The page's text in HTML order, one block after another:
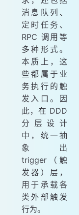
消息队列、
定时任务、
RPC 调用等
多种形式。
本质上，这
些都属于业
务执行的触
发入口。因
此，在 DDD
分层设计
中，统一抽
象出
trigger（触
发器）层，
用于承载各
类外部触发
行为。